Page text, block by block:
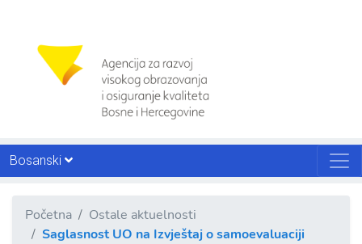
Bosanski
Početna
Ostale aktuelnosti
Saglasnost UO na Izvještaj o samoevaluaciji